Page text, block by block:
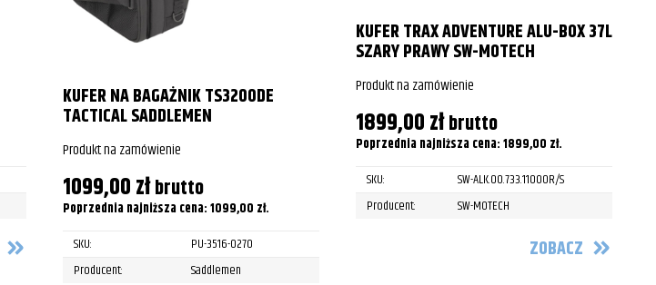
KUFER NA BAGAŻNIK TS3200DE
TACTICAL SADDLEMEN
Produkt na zamówienie
1099,00złbrutto
Poprzednia najniższa cena:1099,00 zł.
SKU:
PU-3516-0270
Producent:
Saddlemen
KUFER TRAX ADVENTURE ALU-BOX 37L
SZARY PRAWY SW-MOTECH
Produkt na zamówienie
1899,00złbrutto
Poprzednia najniższa cena:1899,00 zł.
SKU:
SW-ALK.00.733.11000R/S
Producent:
SW-MOTECH
ZOBACZ